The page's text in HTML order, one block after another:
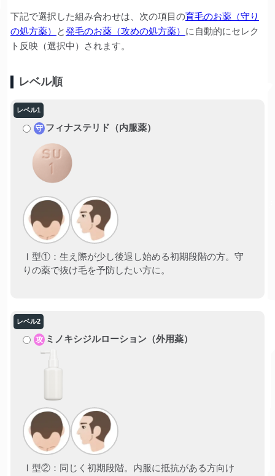
下記で選択した組み合わせは、次の項目の育毛のお薬（守り
の処方薬）
と発毛のお薬（攻めの処方薬） に自動的にセレク
ト反映（選択中）されます。
レベル順
守 フィナステリド（内服薬）
Ⅰ型①：生え際が少し後退し始める初期段階の方。守
りの薬で抜け毛を予防したい方に。
攻 ミノキシジルローション（外用薬）
Ⅰ型②：同じく初期段階。内服に抵抗がある方向け